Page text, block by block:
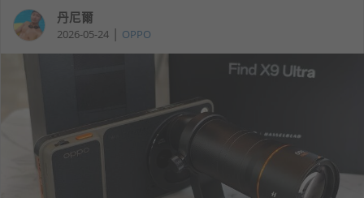
丹尼爾
2026-05-24 | OPPO